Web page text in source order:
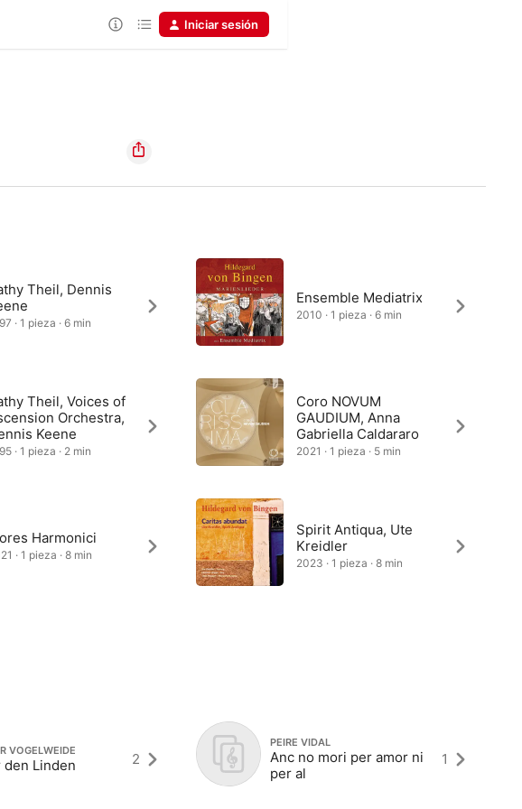
Iniciar sesión
Theil, Dennis
· 1 pieza · 6 min
Theil, Voices of
Orchestra,
Keene
· 1 pieza · 2 min
Harmonici
· 1 pieza · 8 min
Ensemble Mediatrix
2010 · 1 pieza · 6 min
Coro NOVUM
GAUDIUM, Anna
Gabriella Caldararo
2021 · 1 pieza · 5 min
Spirit Antiqua, Ute
Kreidler
2023 · 1 pieza · 8 min
VOGELWEIDE
den Linden 2
PEIRE VIDAL
Anc no mori per amor ni
per al
1